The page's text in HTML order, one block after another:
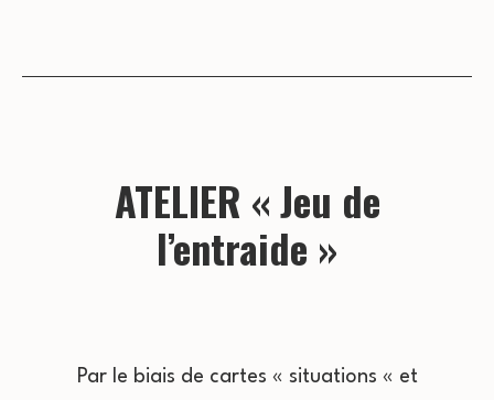
ATELIER « Jeu de
l’entraide »
Par le biais de cartes « situations « et